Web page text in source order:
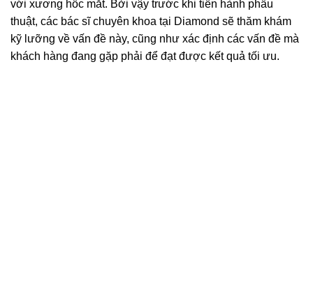
với xương hốc mắt. Bởi vậy trước khi tiến hành phẫu
thuật, các bác sĩ chuyên khoa tại Diamond sẽ thăm khám
kỹ lưỡng về vấn đề này, cũng như xác định các vấn đề mà
khách hàng đang gặp phải để đạt được kết quả tối ưu.